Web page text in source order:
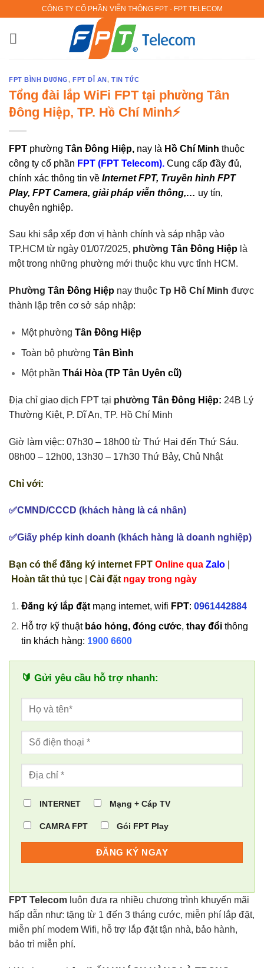
nội
CÔNG TY CỔ PHẦN VIỄN THÔNG FPT - FPT TELECOM
FPT BÌNH DƯƠNG, FPT DĨ AN,TIN TỨC
Tổng đài lắp WiFi FPT tại phường Tân
Đông Hiệp, TP. Hồ Chí Minh⚡️
FPT phường Tân Đông Hiệp, nay là Hồ Chí Minh thuộc
công ty cổ phần FPT (FPT Telecom). Cung cấp đầy đủ,
chính xác thông tin về Internet FPT, Truyền hình FPT
Play, FPT Camera, giải pháp viễn thông,… uy tín,
chuyên nghiệp.
Sau khi sắp xếp đơn vị hành chính và sáp nhập vào
TP.HCM từ ngày 01/07/2025, phường Tân Đông Hiệp là
một trong những phường mới thuộc khu vực tỉnh HCM.
Phường Tân Đông Hiệp nay thuộc Tp Hồ Chí Minh được
thành lập trên cơ sở sáp nhập:
Một phường Tân Đông Hiệp
Toàn bộ phường Tân Bình
Một phần Thái Hòa (TP Tân Uyên cũ)
Địa chỉ giao dịch FPT tại phường Tân Đông Hiệp: 24B Lý
Thường Kiệt, P. Dĩ An, TP. Hồ Chí Minh
Giờ làm việc: 07h30 – 18h00 từ Thứ Hai đến Thứ Sáu.
08h00 – 12h00, 13h30 – 17h30 Thứ Bảy, Chủ Nhật
Chỉ với:
✅CMND/CCCD (khách hàng là cá nhân)
✅Giấy phép kinh doanh (khách hàng là doanh nghiệp)
Bạn có thể đăng ký internet FPT Online qua Zalo
Hoàn tất thủ tục
Cài đặt ngay trong ngày
Đăng ký lắp đặt mạng internet, wifi FPT: 0961442884
Hỗ trợ kỹ thuật báo hỏng, đóng cước, thay đổithông
tin khách hàng: 1900 6600
🔰 Gửi yêu cầu hỗ trợ nhanh:
INTERNET Mạng + Cáp TV
CAMRA FPT Gói FPT Play
FPT Telecom luôn đưa ra nhiều chương trình khuyến mãi
hấp dẫn như: tặng từ 1 đến 3 tháng cước, miễn phí lắp đặt,
miễn phí modem Wifi, hỗ trợ lắp đặt tận nhà, bảo hành,
bảo trì miễn phí.